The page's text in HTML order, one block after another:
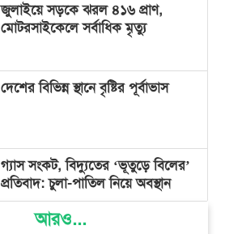
জুলাইয়ে সড়কে ঝরল ৪১৬ প্রাণ,
মোটরসাইকেলে সর্বাধিক মৃত্যু
দেশের বিভিন্ন স্থানে বৃষ্টির পূর্বাভাস
গ্যাস সংকট, বিদ্যুতের ‘ভূতুড়ে বিলের’
প্রতিবাদ: চুলা-পাতিল নিয়ে অবস্থান
আরও...